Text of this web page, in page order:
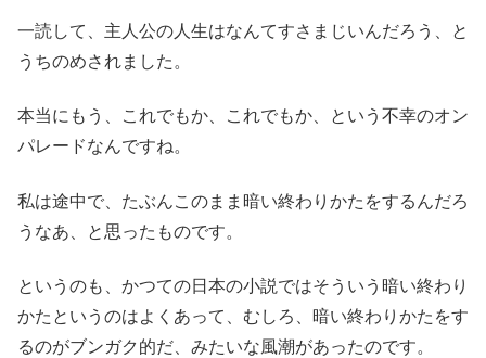
一読して、主人公の人生はなんてすさまじいんだろう、と
うちのめされました。
本当にもう、これでもか、これでもか、という不幸のオン
パレードなんですね。
私は途中で、たぶんこのまま暗い終わりかたをするんだろ
うなあ、と思ったものです。
というのも、かつての日本の小説ではそういう暗い終わり
かたというのはよくあって、むしろ、暗い終わりかたをす
るのがブンガク的だ、みたいな風潮があったのです。